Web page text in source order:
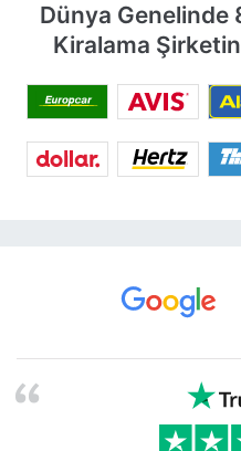
Dünya Genelinde
Kiralama